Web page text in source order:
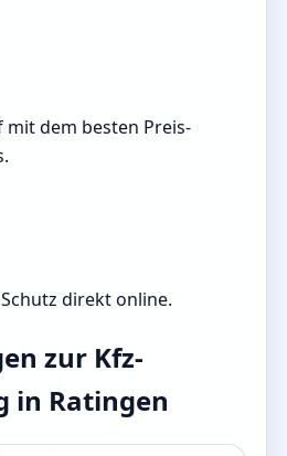
mit dem besten Preis-
direkt online.
zur Kfz-
in Ratingen